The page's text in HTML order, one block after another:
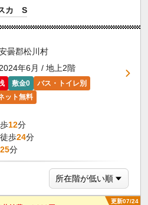
カ S
曇郡松川村
年6月 / 地上2階
敷金0
バス・トイレ別
ット無料
12分
歩24分
25分
更新07/24